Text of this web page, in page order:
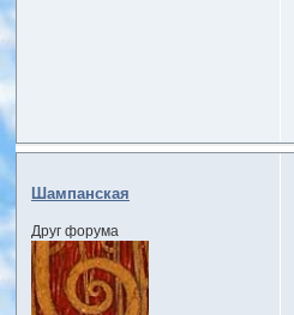
Шампанская
Друг форума